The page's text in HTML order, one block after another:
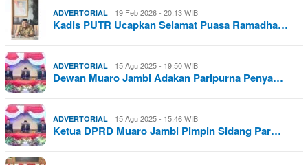
ADVERTORIAL 19 Feb 2026 - 20:13 WIB
Kadis PUTR Ucapkan Selamat Puasa Ramadha…
ADVERTORIAL 15 Agu 2025 - 19:50 WIB
Dewan Muaro Jambi Adakan Paripurna Penya…
ADVERTORIAL 15 Agu 2025 - 15:46 WIB
Ketua DPRD Muaro Jambi Pimpin Sidang Par…